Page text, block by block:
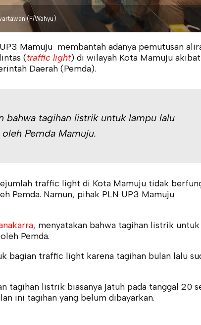
Wahyu)
Mamuju membantah adanya pemutusan
(traffic light) di wilayah Kota Mamuju akibat
Daerah (Pemda).
bahwa tagihan listrik untuk lampu lalu
Pemda Mamuju.
traffic light di Kota Mamuju tidak
Pemda. Namun, pihak PLN UP3 Mamuju
menyatakan bahwa tagihan listrik untuk
Pemda.
bagian traffic light karena tagihan bulan lalu
tagihan listrik biasanya jatuh pada tanggal 20
ini tagihan yang belum dibayarkan.